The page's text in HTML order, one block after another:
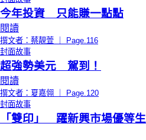
今年投資 只能賺一點點
閱讀
撰文者：蔡靚萱 ｜ Page.116
封面故事
超強勢美元 駕到！
閱讀
撰文者：夏嘉翎 ｜ Page.120
封面故事
「雙印」 躍新興市場優等生